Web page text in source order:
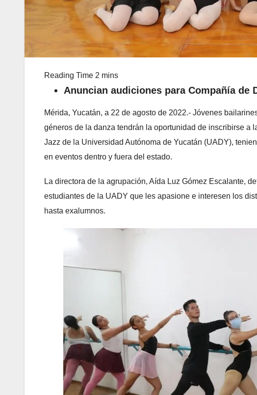
Anuncian audiciones para Compañía de
Mérida, Yucatán, a 22 de agosto de 2022.- Jóvenes
géneros de la danza tendrán la oportunidad de inscribirse a
Jazz de la Universidad Autónoma de Yucatán (UADY),
en eventos dentro y fuera del estado.
La directora de la agrupación, Aída Luz Gómez Escalante,
estudiantes de la UADY que les apasione e interesen los
hasta exalumnos.